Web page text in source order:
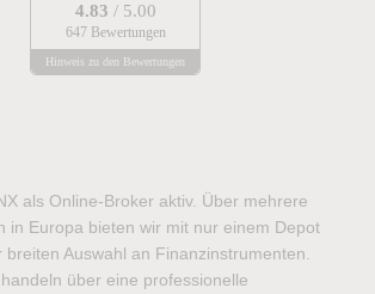
4.83 / 5.00
647 Bewertungen
Hinweis zu den Bewertungen
als Online-Broker aktiv. Über mehrere
in Europa bieten wir mit nur einem Depot
Auswahl an Finanzinstrumenten.
über eine professionelle